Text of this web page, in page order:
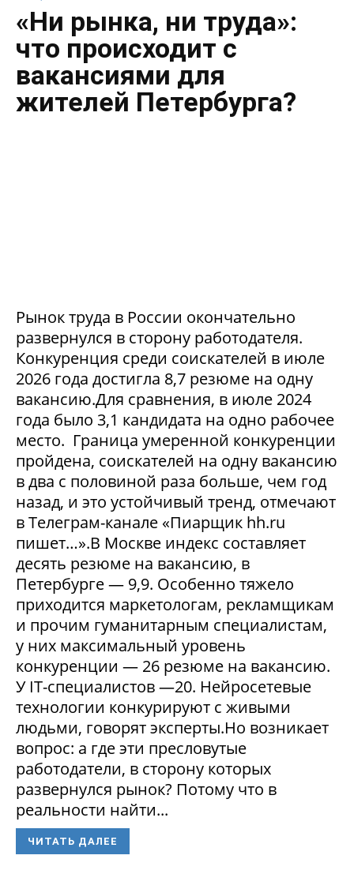
«Ни рынка, ни труда»:
что происходит с
вакансиями для
жителей Петербурга?
Рынок труда в России окончательно
развернулся в сторону работодателя.
Конкуренция среди соискателей в июле
2026 года достигла 8,7 резюме на одну
вакансию.Для сравнения, в июле 2024
года было 3,1 кандидата на одно рабочее
место. Граница умеренной конкуренции
пройдена, соискателей на одну вакансию
в два с половиной раза больше, чем год
назад, и это устойчивый тренд, отмечают
в Телеграм-канале «Пиарщик hh.ru
пишет…».В Москве индекс составляет
десять резюме на вакансию, в
Петербурге — 9,9. Особенно тяжело
приходится маркетологам, рекламщикам
и прочим гуманитарным специалистам,
у них максимальный уровень
конкуренции — 26 резюме на вакансию.
У IT-специалистов —20. Нейросетевые
технологии конкурируют с живыми
людьми, говорят эксперты.Но возникает
вопрос: а где эти пресловутые
работодатели, в сторону которых
развернулся рынок? Потому что в
реальности найти...
ЧИТАТЬ ДАЛЕЕ